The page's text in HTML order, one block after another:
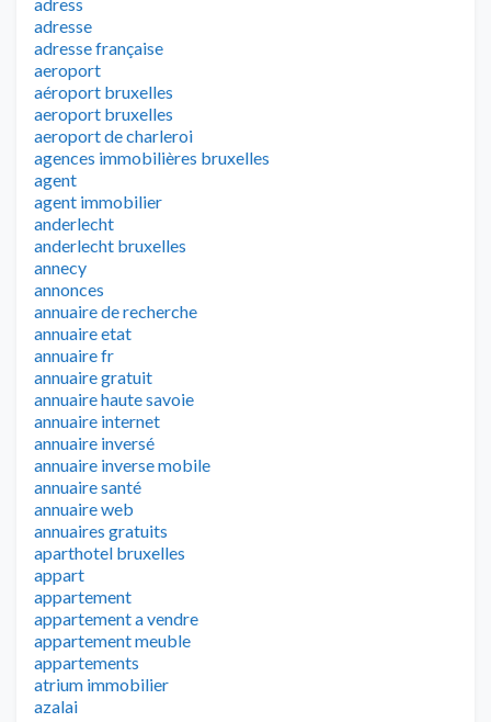
adresse
adresse française
aeroport
aéroport bruxelles
aeroport bruxelles
aeroport de charleroi
agences immobilières bruxelles
agent
agent immobilier
anderlecht
anderlecht bruxelles
annecy
annonces
annuaire de recherche
annuaire etat
annuaire fr
annuaire gratuit
annuaire haute savoie
annuaire internet
annuaire inversé
annuaire inverse mobile
annuaire santé
annuaire web
annuaires gratuits
aparthotel bruxelles
appart
appartement
appartement a vendre
appartement meuble
appartements
atrium immobilier
azalai